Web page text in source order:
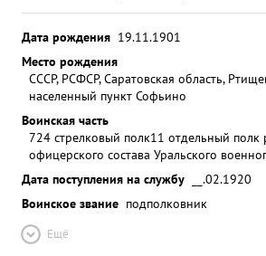
Дата рождения 19.11.1901
Место рождения
СССР, РСФСР, Саратовская область,
населенный пункт Софьино
Воинская часть
724 стрелковый полк11 отдельный полк
офицерского состава Уральского
Дата поступления на службу
__.02.1920
Воинское звание подполковник
Ещё